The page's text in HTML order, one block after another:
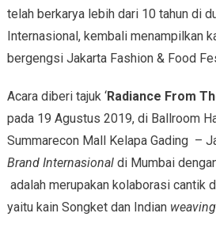
telah berkarya lebih dari 10 tahun di
Internasional, kembali menampilkan
bergengsi Jakarta Fashion & Food
Acara diberi tajuk ‘Radiance From
pada 19 Agustus 2019, di Ballroom
Summarecon Mall Kelapa Gading –
Brand Internasional di Mumbai
adalah merupakan kolaborasi cantik
yaitu kain Songket dan Indian